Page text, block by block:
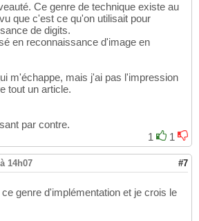
Ce genre de technique existe au
que c'est ce qu'on utilisait pour
de digits.
en reconnaissance d'image en
m'échappe, mais j'ai pas l'impression
tout un article.
par contre.
1
1
14h07 #7
genre d'implémentation et je crois le